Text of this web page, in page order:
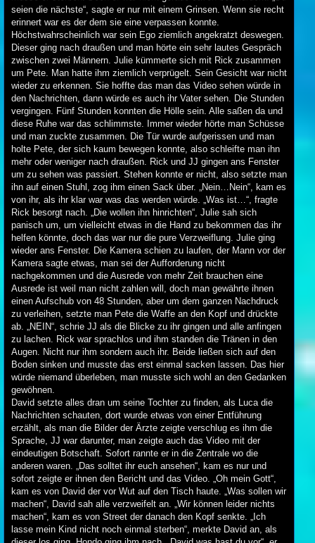
seien die nächste“, sagte er nur mit einem Grinsen. Wenn sie recht
erinnert war es der dem sie eine verpassen konnte.
Höchstwahrscheinlich war sein Ego ziemlich angekratzt deswegen.
Dieser ging nach draußen und man hörte ein sehr lautes Gespräch
zwischen zwei Männern. Julie kümmerte sich mit Rick zusammen
um Pete. Man hatte ihm ziemlich verprügelt. Sein Gesicht war nicht
wieder zu erkennen. Sie hoffte das man das Video sehen würde in
den Nachrichten, dann würde es auch ihr Vater sehen. Die Stunden
vergingen. Fünf Stunden konnten die Hölle sein. Alle saßen da und
diese Ruhe war das schlimmste. Immer wieder hörte man Schüsse
und man zuckte zusammen. Die Tür wurde aufgerissen und man
holte Pete, der sich kaum bewegen konnte, also schleifte man ihn
mehr oder weniger nach draußen. Rick und JJ gingen ans Fenster
um zu sehen was passiert. Stehen konnte er nicht, also setzte man
ihn auf einen Stuhl, zog ihm einen Sack über. „Nein…Nein“, kam es
von ihr, als ihr klar war was das werden würde. „Was ist…“, fragte
Rick besorgt nach. „Die wollen ihn hinrichten“, Julie sah sich
panisch um, um vielleicht etwas in die Hand zu bekommen das ihr
helfen könnte, doch das war nur die pure Verzweiflung. Julie ging
wieder ans Fenster. Die Kamera schien zu laufen, der Mann vor der
Kamera sagte etwas, man sei der Aufforderung nicht
nachgekommen und die Ausrede von mehr Zeit brauchen eine
Ausrede ist weil man nicht zahlen will, doch man gewährte ihnen
einen Aufschub von 48 Stunden, aber um dem ganzen Nachdruck
zu verleihen, setzte man Pete die Waffe an den Kopf und drückte
ab. „NEIN“, schrie JJ als die Blicke zu ihr gingen und alle anfingen
zu lachen. Rick war sprachlos und ihm standen die Tränen in den
Augen. Nicht nur ihm sondern auch ihr. Beide ließen sich auf den
Boden sinken und musste das erst einmal sacken lassen. Das hier
würde niemand überleben, man musste sich wohl an den Gedanken
gewöhnen.
David setzte alles dran um seine Tochter zu finden, als Luca die
Nachrichten schauten, dort wurde etwas von einer Entführung
erzählt, als man die Bilder der Ärzte zeigte verschlug es ihm die
Sprache, JJ war darunter, man zeigte auch das Video mit der
eindeutigen Botschaft. Sofort rannte er in die Zentrale wo die
anderen waren. „Das solltet ihr euch ansehen“, kam es nur und
sofort zeigte er ihnen den Bericht und das Video. „Oh mein Gott“,
kam es von David der vor Wut auf den Tisch haute. „Was sollen wir
machen“, David sah alle verzweifelt an. „Wir können leider nichts
machen“, kam es von Street der danach den Kopf senkte. „Ich
lasse mein Kind nicht noch einmal sterben“, merkte David an, als